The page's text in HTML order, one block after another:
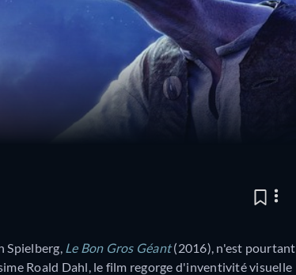
Spielberg, Le Bon Gros Géant(2016), n'est pourtant
Roald Dahl, le film regorge d'inventivité visuelle